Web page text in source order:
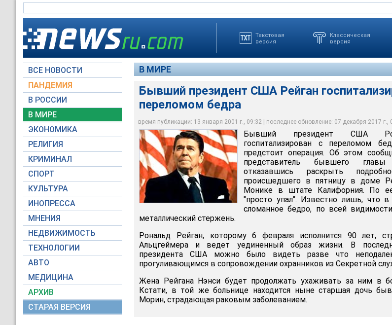
Текстовая
версия
Классическая
версия
ВСЕ НОВОСТИ
ПАНДЕМИЯ
В РОССИИ
В МИРЕ
ЭКОНОМИКА
РЕЛИГИЯ
КРИМИНАЛ
СПОРТ
КУЛЬТУРА
ИНОПРЕССА
МНЕНИЯ
НЕДВИЖИМОСТЬ
ТЕХНОЛОГИИ
АВТО
МЕДИЦИНА
АРХИВ
СТАРАЯ ВЕРСИЯ
В МИРЕ
Бывший президент США Рейган
переломом бедра
время публикации: 13 января 2001 г., 09:32 | последнее обновление: 07 декабря 2017 г.,
Бывший президент США Рейган госпитализирован с переломом бедра
catholic.net
Бывший президент США
госпитализирован с переломом
предстоит операция. Об этом
представитель бывшего
отказавшись раскрыть
происшедшего в пятницу в доме
Монике в штате Калифорния. По
"просто упал". Известно лишь, что
сломанное бедро, по всей
металлический стержень.
Рональд Рейган, которому 6 февраля исполнится 90 лет,
Альцгеймера и ведет уединенный образ жизни. В
президента США можно было видеть разве что
прогуливающимся в сопровождении охранников из Секретной
Жена Рейгана Нэнси будет продолжать ухаживать за ним в
Кстати, в той же больнице находится ныне старшая дочь
Морин, страдающая раковым заболеванием.